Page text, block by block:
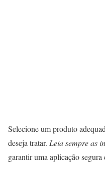
Selecione um produto
deseja tratar. Leia sempre as
garantir uma aplicação segura